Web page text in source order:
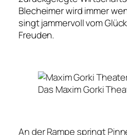
Blecheimer wird immer
singt jammervoll vom
Freuden.
Das Maxim Gorki
An der Rampe springt